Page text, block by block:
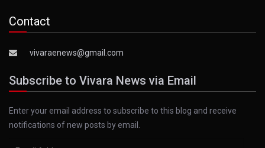
Contact
vivaraenews@gmail.com
Subscribe to Vivara News via Email
Enter your email address to subscribe to this blog and receive
notifications of new posts by email.